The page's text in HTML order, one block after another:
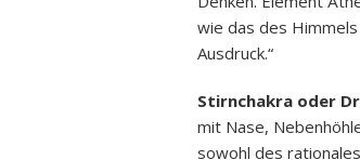
wie das des
Ausdruck.“
Stirnchakra oder
mit Nase,
sowohl des